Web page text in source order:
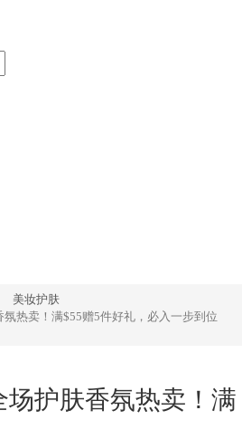
美妆护肤
热卖！满$55赠5件好礼，必入一步到位
场护肤香氛热卖！满